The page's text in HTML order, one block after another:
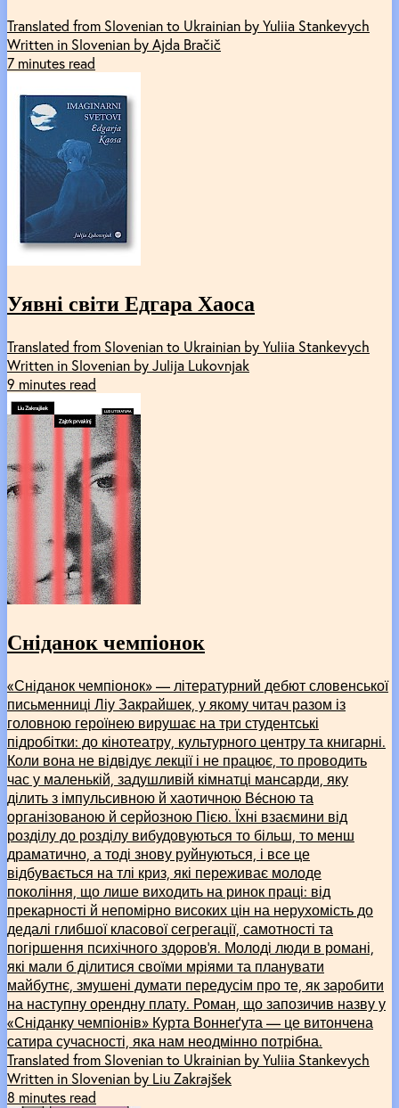
Translated from Slovenian to Ukrainian by Yuliia Stankevych
Written in Slovenian by Ajda Bračič
7 minutes read
Уявні світи Едгара Хаоса
Translated from Slovenian to Ukrainian by Yuliia Stankevych
Written in Slovenian by Julija Lukovnjak
9 minutes read
Сніданок чемпіонок
«Сніданок чемпіонок» — літературний дебют словенської
письменниці Ліу Закрайшек, у якому читач разом із
головною героїнею вирушає на три студентські
підробітки: до кінотеатру, культурного центру та книгарні.
Коли вона не відвідує лекції і не працює, то проводить
час у маленькій, задушливій кімнатці мансарди, яку
ділить з імпульсивною й хаотичною Вéсною та
організованою й серйозною Пією. Їхні взаємини від
розділу до розділу вибудовуються то більш, то менш
драматично, а тоді знову руйнуються, і все це
відбувається на тлі криз, які переживає молоде
покоління, що лише виходить на ринок праці: від
прекарності й непомірно високих цін на нерухомість до
дедалі глибшої класової сегрегації, самотності та
погіршення психічного здоров’я. Молоді люди в романі,
які мали б ділитися своїми мріями та планувати
майбутнє, змушені думати передусім про те, як заробити
на наступну орендну плату. Роман, що запозичив назву у
«Сніданку чемпіонів» Курта Воннеґута — це витончена
сатира сучасності, яка нам неодмінно потрібна.
Translated from Slovenian to Ukrainian by Yuliia Stankevych
Written in Slovenian by Liu Zakrajšek
8 minutes read